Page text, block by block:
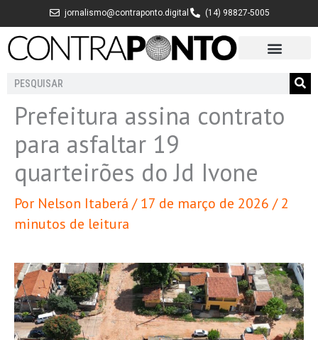
para
jornalismo@contraponto.digital (14) 98827-5005
Pesquisar
Prefeitura assina contrato
para asfaltar 19
quarteirões do Jd Ivone
Por Nelson Itaberá /17 de março de 2026 /2
minutos de leitura